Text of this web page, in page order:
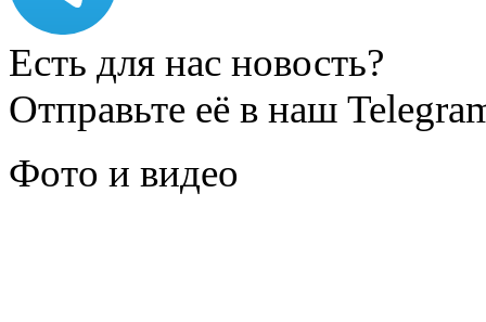
Есть для нас новость?
Отправьте её в наш
Фото и видео